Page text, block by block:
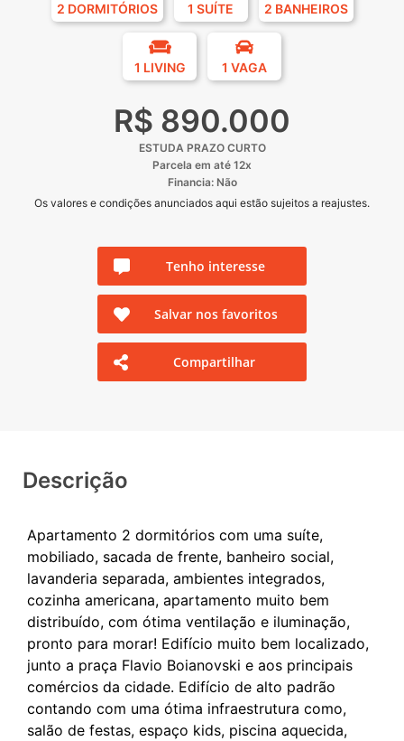
2 DORMITÓRIOS 1 SUÍTE 2 BANHEIROS
1 LIVING 1 VAGA
R$ 890.000
ESTUDA PRAZO CURTO
Parcela em até 12x
Financia: Não
Os valores e condições anunciados aqui estão sujeitos a reajustes.
Tenho interesse
Salvar nos favoritos
Compartilhar
Descrição
Apartamento 2 dormitórios com uma suíte,
mobiliado, sacada de frente, banheiro social,
lavanderia separada, ambientes integrados,
cozinha americana, apartamento muito bem
distribuído, com ótima ventilação e iluminação,
pronto para morar! Edifício muito bem localizado,
junto a praça Flavio Boianovski e aos principais
comércios da cidade. Edifício de alto padrão
contando com uma ótima infraestrutura como,
salão de festas, espaço kids, piscina aquecida,